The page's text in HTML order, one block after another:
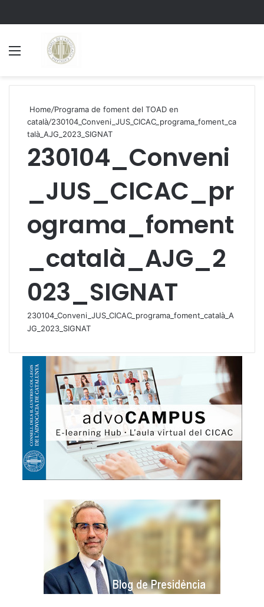
Home/Programa de foment del TOAD en
català/230104_Conveni_JUS_CICAC_programa_foment_ca
talà_AJG_2023_SIGNAT
230104_Conveni
_JUS_CICAC_pr
ograma_foment
_català_AJG_2
023_SIGNAT
230104_Conveni_JUS_CICAC_programa_foment_català_A
JG_2023_SIGNAT